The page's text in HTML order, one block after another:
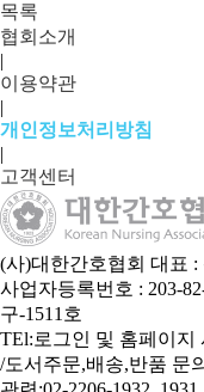
목록
협회소개
|
이용약관
|
개인정보처리방침
|
고객센터
(사)대한간호협회 대표 :
사업자등록번호 : 203-
구-1511호
TEl:로그인 및 홈페이지
/도서주문,배송,반품 문